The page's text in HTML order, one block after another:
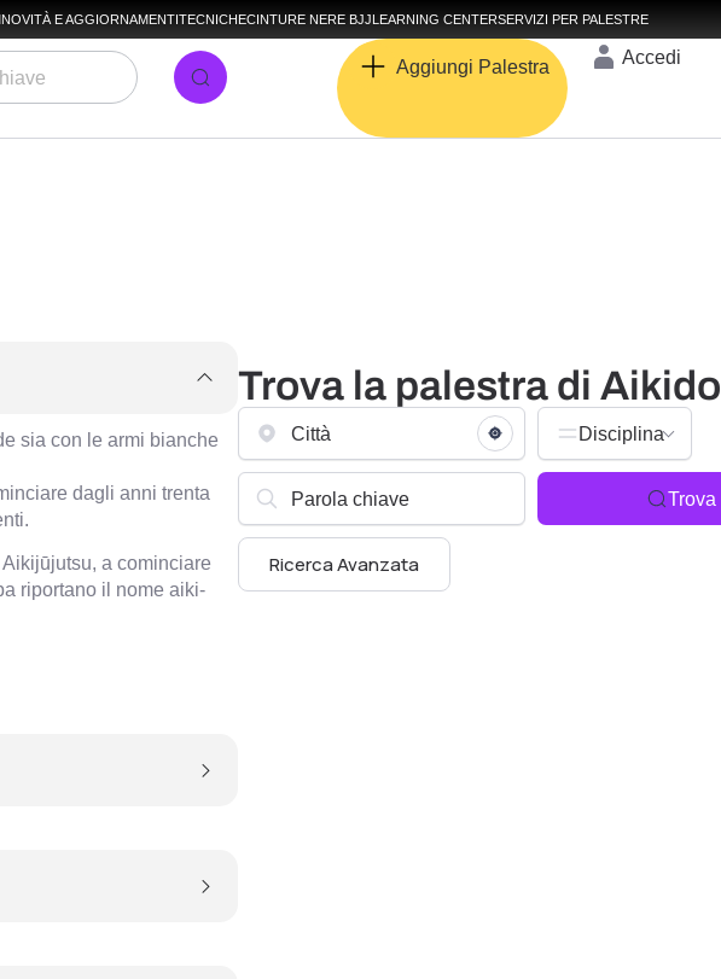
NOVITÀ E AGGIORNAMENTITECNICHECINTURE NERE BJJLEARNING CENTERSERVIZI PER PALESTRE
Aggiungi Palestra Accedi
sia con le armi bianche
dagli anni trenta
a cominciare
riportano il nome aiki-
Trova la palestra di Aikido
Disciplina
Trova
Ricerca Avanzata